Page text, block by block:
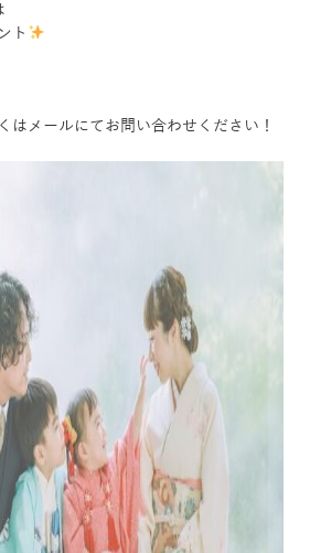
ト
はメールにてお問い合わせください！